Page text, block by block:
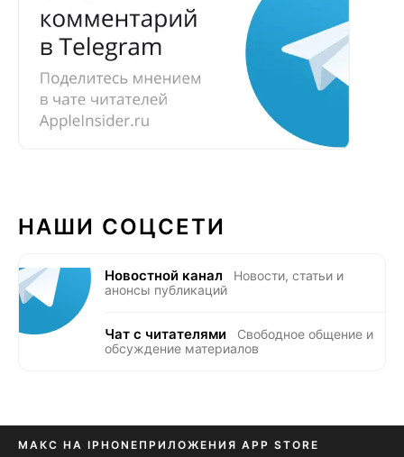
НАШИ СОЦСЕТИ
Новостной канал
Новости, статьи и
анонсы публикаций
Чат с читателями
Свободное общение и
обсуждение материалов
МАКС НА IPHONE ПРИЛОЖЕНИЯ APP STORE